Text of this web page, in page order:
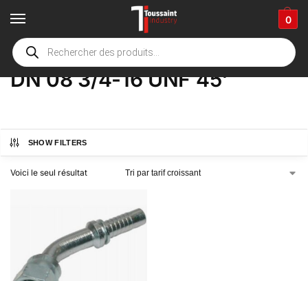
0
Accueil boutique / Product Options
DN 08 3/4-16 UNF 45'
SHOW FILTERS
Voici le seul résultat